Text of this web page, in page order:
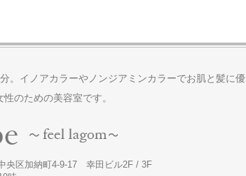
。イノアカラーやノンジアミンカラーでお肌と髪に優
のための美容室です。
央区加納町4-9-17 幸田ビル2F / 3F